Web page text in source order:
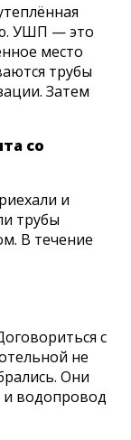
УШП — это
место
трубы
Затем
со
и
трубы
В течение
с
не
Они
и водопровод